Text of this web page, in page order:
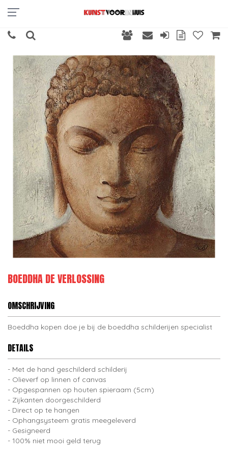
BOEDDHA DE VERLOSSING
OMSCHRIJVING
Boeddha kopen doe je bij de boeddha schilderijen specialist
DETAILS
Met de hand geschilderd schilderij
Olieverf op linnen of canvas
Opgespannen op houten spieraam (5cm)
Zijkanten doorgeschilderd
Direct op te hangen
Ophangsysteem gratis meegeleverd
Gesigneerd
100% niet mooi geld terug